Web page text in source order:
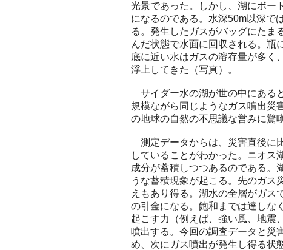
光景であった。しかし、湖にボー
になるのである。水深50m以深で
る。発生したガスがバッグにたま
んだ状態で水面に回収される。瓶
底に近い水はガスの溶存量が多く
浮上してきた（写真）。
サイダー水の湖が世の中にある
規模ながら同じようなガス噴出災
の地球の自然の不思議な営みに驚
測定データからは、災害直後に
していることがわかった。ニオス
成分が蓄積しつつあるのである。
うな蓄積現象が起こる。先のガス
えもあり得る。湖水の全層がガス
の引金になる。飽和までは達しな
起こす力（例えば、強い風、地震
噴出する。今回の調査データと災
め、次にガス噴出が発生し得る状